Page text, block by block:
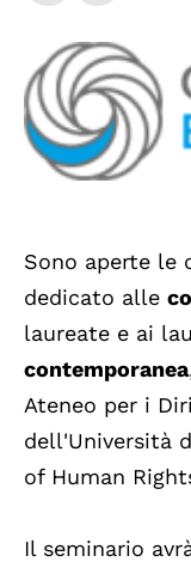
Sono aperte le
dedicato alle
laureate e ai
contemporanea
Ateneo per i
dell'Università
of Human
Il seminario